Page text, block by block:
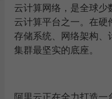
云计算网络，是全球
云计算平台之一。在
存储系统、网络架构、
集群最坚实的底座。
阿里云正在全力打造